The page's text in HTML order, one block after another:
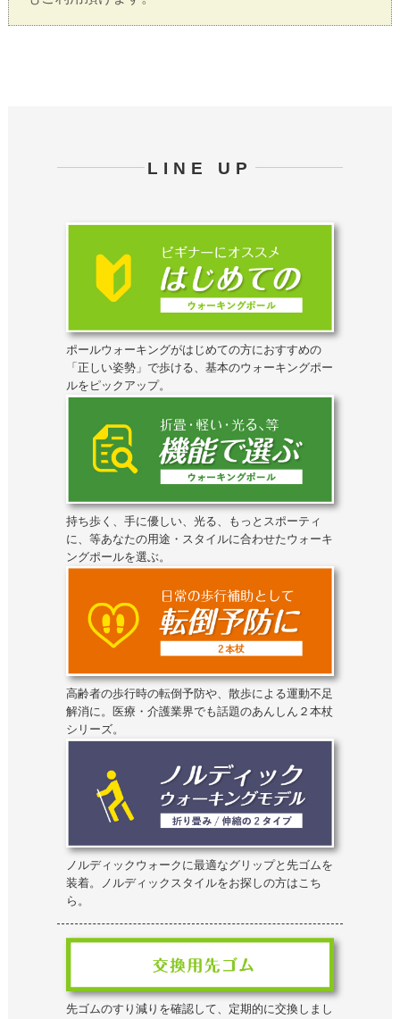
LINE UP
ポールウォーキングがはじめての方におすすめの
「正しい姿勢」で歩ける、基本のウォーキングポー
ルをピックアップ。
持ち歩く、手に優しい、光る、もっとスポーティ
に、等あなたの用途・スタイルに合わせたウォーキ
ングポールを選ぶ。
高齢者の歩行時の転倒予防や、散歩による運動不足
解消に。医療・介護業界でも話題のあんしん２本杖
シリーズ。
ノルディックウォークに最適なグリップと先ゴムを
装着。ノルディックスタイルをお探しの方はこち
ら。
先ゴムのすり減りを確認して、定期的に交換しまし